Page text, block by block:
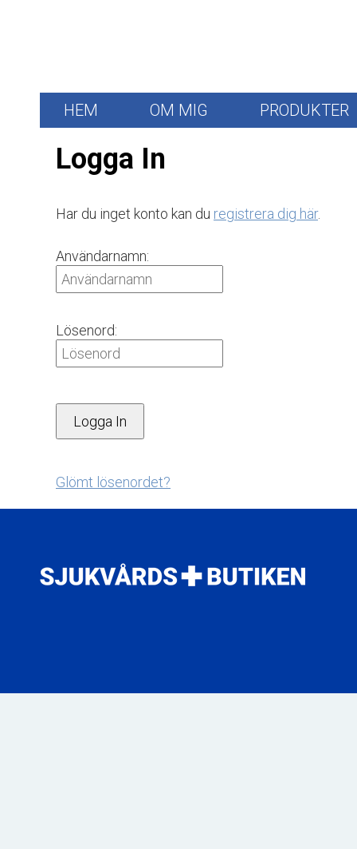
HEM OM MIG PRODUKTER
Logga In
Har du inget konto kan du registrera dig här.
Användarnamn:
Lösenord:
Glömt lösenordet?